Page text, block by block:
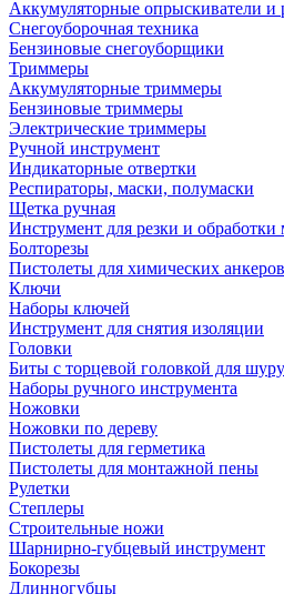
Аккумуляторные опрыскиватели и
Снегоуборочная техника
Бензиновые снегоуборщики
Триммеры
Аккумуляторные триммеры
Бензиновые триммеры
Электрические триммеры
Ручной инструмент
Индикаторные отвертки
Респираторы, маски, полумаски
Щетка ручная
Инструмент для резки и обработки
Болторезы
Пистолеты для химических анкеров
Ключи
Наборы ключей
Инструмент для снятия изоляции
Головки
Биты с торцевой головкой для
Наборы ручного инструмента
Ножовки
Ножовки по дереву
Пистолеты для герметика
Пистолеты для монтажной пены
Рулетки
Степлеры
Строительные ножи
Шарнирно-губцевый инструмент
Бокорезы
Длинногубцы